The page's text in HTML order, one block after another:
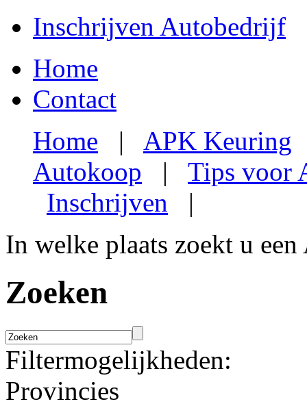
Inschrijven Autobedrijf
Home
Contact
Home | APK Keuring
Autokoop | Tips voor
Inschrijven |
In welke plaats zoekt u
Zoeken
Filtermogelijkheden:
Provincies